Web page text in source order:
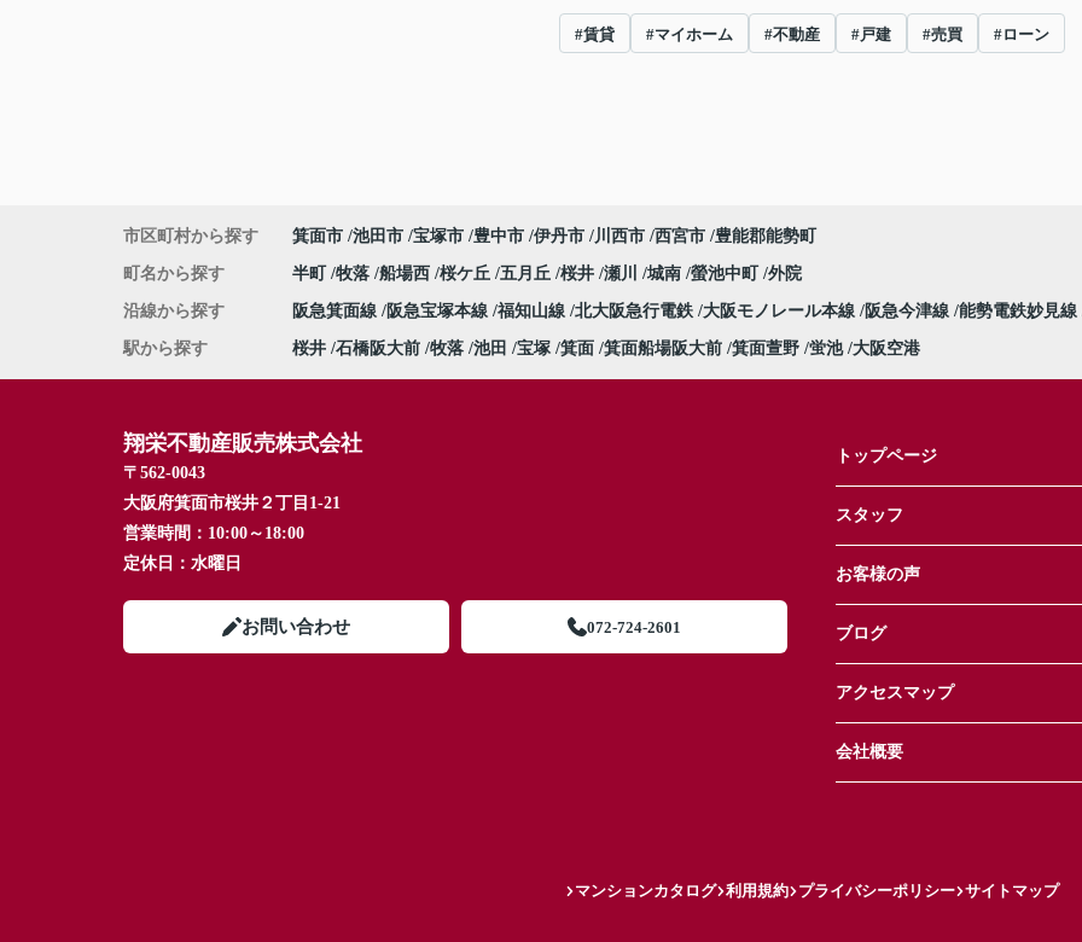
#賃貸 #マイホーム #不動産 #戸建 #売買 #ローン
市区町村から探す 箕面市 池田市 宝塚市 豊中市 伊丹市 川西市 西宮市 豊能郡能勢町
町名から探す 半町 牧落 船場西 桜ケ丘 五月丘 桜井 瀬川 城南 螢池中町 外院
沿線から探す 阪急箕面線 阪急宝塚本線 福知山線 北大阪急行電鉄 大阪モノレール本線 阪急今津線 能勢電鉄妙見線
駅から探す 桜井 石橋阪大前 牧落 池田 宝塚 箕面 箕面船場阪大前 箕面萱野 蛍池 大阪空港
翔栄不動産販売株式会社
〒562-0043
大阪府箕面市桜井２丁目1-21
営業時間： 10:00～18:00
定休日： 水曜日
お問い合わせ 072-724-2601
トップページ
スタッフ
お客様の声
ブログ
アクセスマップ
会社概要
マンションカタログ 利用規約 プライバシーポリシー サイトマップ